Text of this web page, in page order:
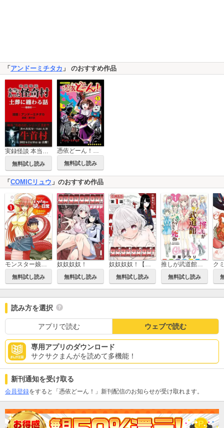
「 アンドーミチタカ 」 のおすすめ作品
無料試し読み
憑依どーん！【お試し版】
無料試し読み
「COMICリュウ 」のおすすめ作品
無料試し読み
奴奴奴奴！
無料試し読み
奴奴奴奴！【単話版】
無料試し読み 無料試し読み
ク
読み方を選択
アプリで読む ウェブで読む
専用アプリのダウンロード
サクサクまんがを読めて多機能！
新刊通知を受け取る
会員登録をすると「憑依どーん！」新刊配信のお知らせが受け取れます。